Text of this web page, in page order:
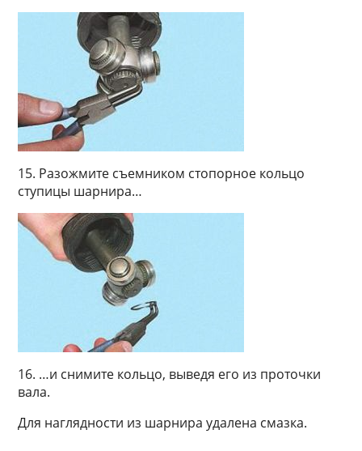
15. Разожмите съемником стопорное кольцо
ступицы шарнира…
16. …и снимите кольцо, выведя его из проточки
вала.
Для наглядности из шарнира удалена смазка.